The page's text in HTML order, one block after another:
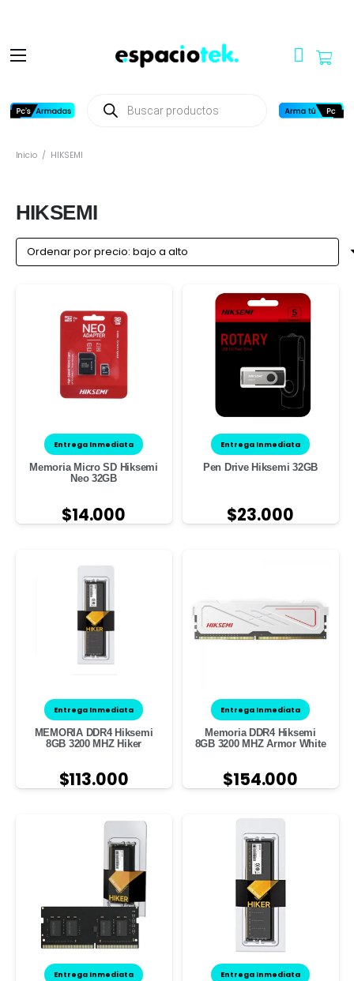
productos
Inicio / HIKSEMI
HIKSEMI
Entrega Inmediata
Memoria Micro SD Hiksemi
Neo 32GB
$14.000
Entrega Inmediata
Pen Drive Hiksemi 32GB
$23.000
Entrega Inmediata
MEMORIA DDR4 Hiksemi
8GB 3200 MHZ Hiker
$113.000
Entrega Inmediata
Memoria DDR4 Hiksemi
8GB 3200 MHZ Armor White
$154.000
Entrega Inmediata Entrega Inmediata